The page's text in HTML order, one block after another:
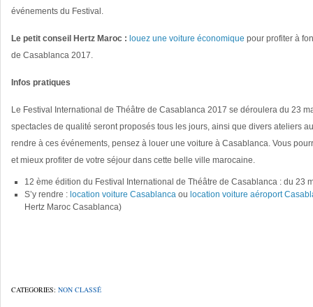
événements du Festival.
Le petit conseil Hertz Maroc : louez une voiture économique pour profiter à
de Casablanca 2017.
Infos pratiques
Le Festival International de Théâtre de Casablanca 2017 se déroulera du 23
spectacles de qualité seront proposés tous les jours, ainsi que divers ateliers
rendre à ces événements, pensez à louer une voiture à Casablanca. Vous
et mieux profiter de votre séjour dans cette belle ville marocaine.
12 ème édition du Festival International de Théâtre de Casablanca : du 23
S’y rendre : location voiture Casablanca ou location voiture aéroport
Hertz Maroc Casablanca)
CATEGORIES: NON CLASSÉ